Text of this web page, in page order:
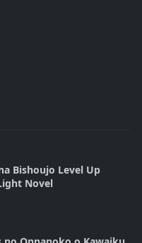
Bishoujo Level Up
Novel